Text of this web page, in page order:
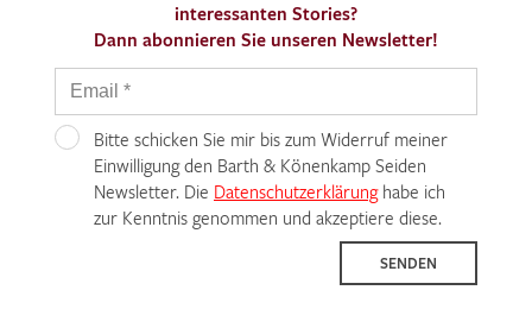
interessanten Stories?
Dann abonnieren Sie unseren Newsletter!
Bitte schicken Sie mir bis zum Widerruf meiner
Einwilligung den Barth & Könenkamp Seiden
Newsletter. Die Datenschutzerklärunghabe ich
zur Kenntnis genommen und akzeptiere diese.
SENDEN